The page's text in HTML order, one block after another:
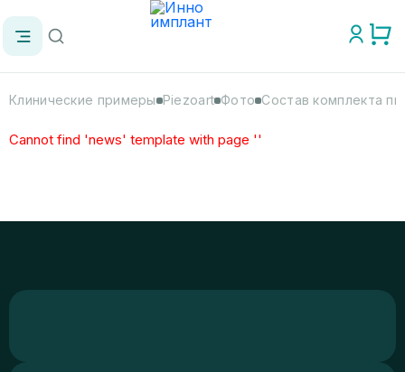
Клинические примеры Piezoart Фото Cостав комплекта
Cannot find 'news' template with page ''